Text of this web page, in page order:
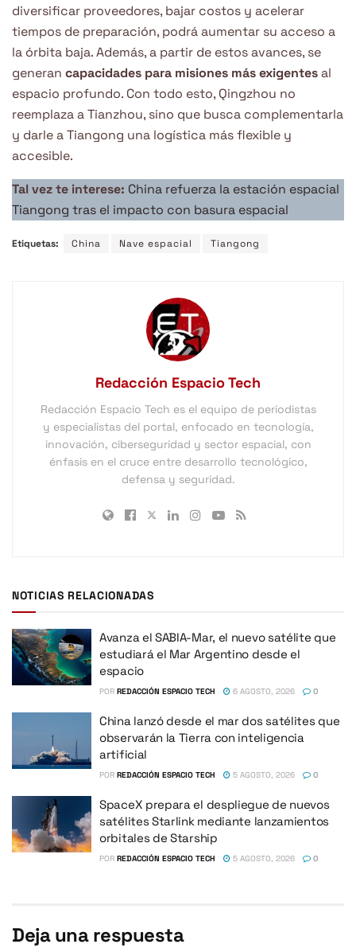
diversificar proveedores, bajar costos y acelerar
tiempos de preparación, podrá aumentar su acceso a
la órbita baja. Además, a partir de estos avances, se
generan capacidades para misiones más exigentesal
espacio profundo. Con todo esto, Qingzhou no
reemplaza a Tianzhou, sino que busca complementarla
y darle a Tiangong una logística más flexible y
accesible.
Tal vez te interese: China refuerza la estación espacial
Tiangong tras el impacto con basura espacial
Etiquetas: China Nave espacial Tiangong
Redacción Espacio Tech
Redacción Espacio Tech es el equipo de periodistas
y especialistas del portal, enfocado en tecnología,
innovación, ciberseguridad y sector espacial, con
énfasis en el cruce entre desarrollo tecnológico,
defensa y seguridad.
NOTICIAS RELACIONADAS
Avanza el SABIA-Mar, el nuevo satélite que
estudiará el Mar Argentino desde el
espacio
POR REDACCIÓN ESPACIO TECH 6 AGOSTO, 2026 0
China lanzó desde el mar dos satélites que
observarán la Tierra con inteligencia
artificial
POR REDACCIÓN ESPACIO TECH 5 AGOSTO, 2026 0
SpaceX prepara el despliegue de nuevos
satélites Starlink mediante lanzamientos
orbitales de Starship
POR REDACCIÓN ESPACIO TECH 5 AGOSTO, 2026 0
Deja una respuesta